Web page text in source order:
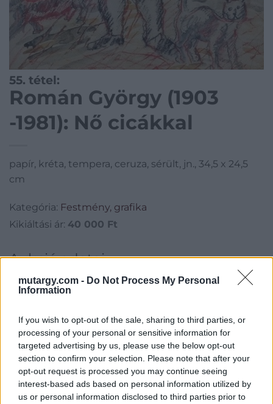
mutargy.com - Do Not Process My Personal
Information
If you wish to opt-out of the sale, sharing to third parties, or
processing of your personal or sensitive information for
targeted advertising by us, please use the below opt-out
section to confirm your selection. Please note that after your
opt-out request is processed you may continue seeing
interest-based ads based on personal information utilized by
us or personal information disclosed to third parties prior to
55. tétel:
Román György (1903
-1981): Nő cicákkal
papír, kréta, tempera, ceruza, sérült, jn., 34,5 x 24,5
cm
Kategória: Festmény, grafika
Kikiáltási ár: 40 000 Ft
Aukció adatai
Aukció neve:109.aukció - kiemelt festmény, grafika, műtárgy
Aukció ideje: 18:00
Aukció helye: II. Zsigmond tér 8.
Tételszám: 55
Eladó adatai